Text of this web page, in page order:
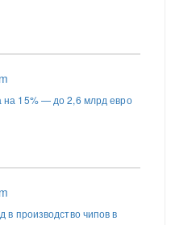
на 15% — до 2,6 млрд евро
в производство чипов в